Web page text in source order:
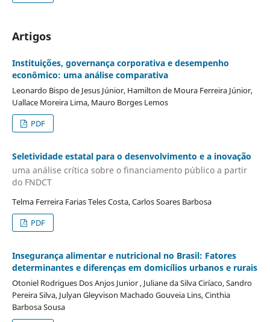
Artigos
Instituições, governança corporativa e desempenho
econômico: uma análise comparativa
Leonardo Bispo de Jesus Júnior, Hamilton de Moura Ferreira Júnior,
Uallace Moreira Lima, Mauro Borges Lemos
PDF
Seletividade estatal para o desenvolvimento e a inovação
uma análise crítica sobre o financiamento público a partir
do FNDCT
Telma Ferreira Farias Teles Costa, Carlos Soares Barbosa
PDF
Insegurança alimentar e nutricional no Brasil: Fatores
determinantes e diferenças em domicílios urbanos e rurais
Otoniel Rodrigues Dos Anjos Junior , Juliane da Silva Ciríaco, Sandro
Pereira Silva, Julyan Gleyvison Machado Gouveia Lins, Cinthia
Barbosa Sousa